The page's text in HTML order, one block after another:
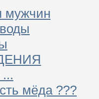
мужчин
мёда ???